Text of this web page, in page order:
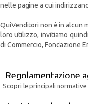
nelle pagine a cui
QuiVenditori non è in alcun
loro utilizzo, invitiamo
di Commercio, Fondazione
Regolamentazione
Scopri le principali